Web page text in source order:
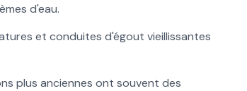
d'eau.
et conduites d'égout vieillissantes
plus anciennes ont souvent des